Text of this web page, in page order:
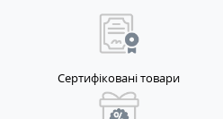
Сертифіковані товари